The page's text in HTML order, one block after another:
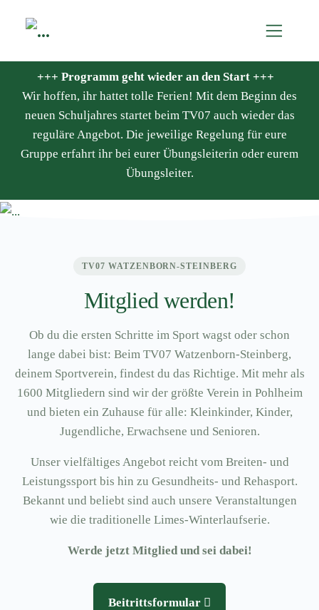
+++ Programm geht wieder an den Start +++
Wir hoffen, ihr hattet tolle Ferien! Mit dem Beginn des
neuen Schuljahres startet beim TV07 auch wieder das
reguläre Angebot. Die jeweilige Regelung für eure
Gruppe erfahrt ihr bei eurer Übungsleiterin oder eurem
Übungsleiter.
TV07 WATZENBORN-STEINBERG
Mitglied werden!
Ob du die ersten Schritte im Sport wagst oder schon
lange dabei bist: Beim TV07 Watzenborn-Steinberg,
deinem Sportverein, findest du das Richtige. Mit mehr als
1600 Mitgliedern sind wir der größte Verein in Pohlheim
und bieten ein Zuhause für alle: Kleinkinder, Kinder,
Jugendliche, Erwachsene und Senioren.
Unser vielfältiges Angebot reicht vom Breiten- und
Leistungssport bis hin zu Gesundheits- und Rehasport.
Bekannt und beliebt sind auch unsere Veranstaltungen
wie die traditionelle Limes-Winterlaufserie.
Werde jetzt Mitglied und sei dabei!
Beitrittsformular